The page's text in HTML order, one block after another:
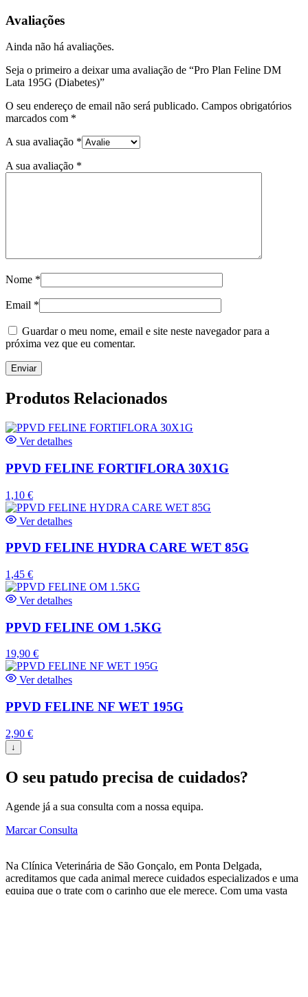
Avaliações
Ainda não há avaliações.
Seja o primeiro a deixar uma avaliação de “Pro Plan Feline DM
Lata 195G (Diabetes)”
O seu endereço de email não será publicado. Campos obrigatórios
marcados com *
A sua avaliação *
A sua avaliação *
Nome *
Email *
Guardar o meu nome, email e site neste navegador para a
próxima vez que eu comentar.
Produtos Relacionados
Ver detalhes
PPVD FELINE FORTIFLORA 30X1G
1,10 €
Ver detalhes
PPVD FELINE HYDRA CARE WET 85G
1,45 €
Ver detalhes
PPVD FELINE OM 1.5KG
19,90 €
Ver detalhes
PPVD FELINE NF WET 195G
2,90 €
↓
O seu patudo precisa de cuidados?
Agende já a sua consulta com a nossa equipa.
Marcar Consulta
Na Clínica Veterinária de São Gonçalo, em Ponta Delgada,
acreditamos que cada animal merece cuidados especializados e uma
equipa que o trate com o carinho que ele merece. Com uma vasta